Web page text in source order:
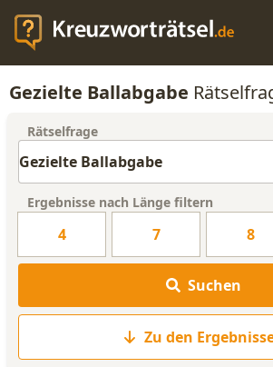
KREUZWORTRÄTSEL-
WORTLISTE
Gezielte Ballabgabe
Rätselfrage
Ergebnisse nach Länge filtern
4 7 8
Suchen
Zu den